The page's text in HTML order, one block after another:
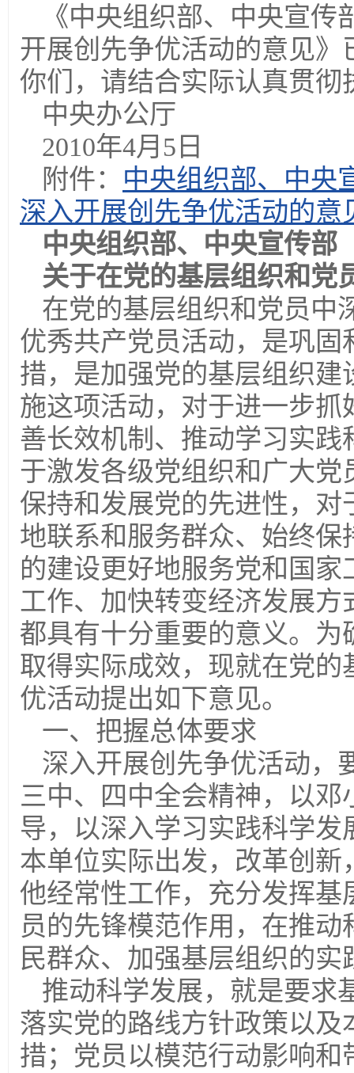
《中央组织部、中央宣
开展创先争优活动的意见
你们，请结合实际认真贯彻
中央办公厅
2010年4月5日
附件： 中央组织部、中央
深入开展创先争优活动的意
中央组织部、中央宣传部
关于在党的基层组织和党
在党的基层组织和党员中
优秀共产党员活动，是巩
措，是加强党的基层组织
施这项活动，对于进一步
善长效机制、推动学习实
于激发各级党组织和广大
保持和发展党的先进性，
地联系和服务群众、始终
的建设更好地服务党和国
工作、加快转变经济发展
都具有十分重要的意义。
取得实际成效，现就在党
优活动提出如下意见。
一、把握总体要求
深入开展创先争优活动，
三中、四中全会精神，以邓
导，以深入学习实践科学
本单位实际出发，改革创
他经常性工作，充分发挥
员的先锋模范作用，在推
民群众、加强基层组织的实
推动科学发展，就是要求
落实党的路线方针政策以
措；党员以模范行动影响